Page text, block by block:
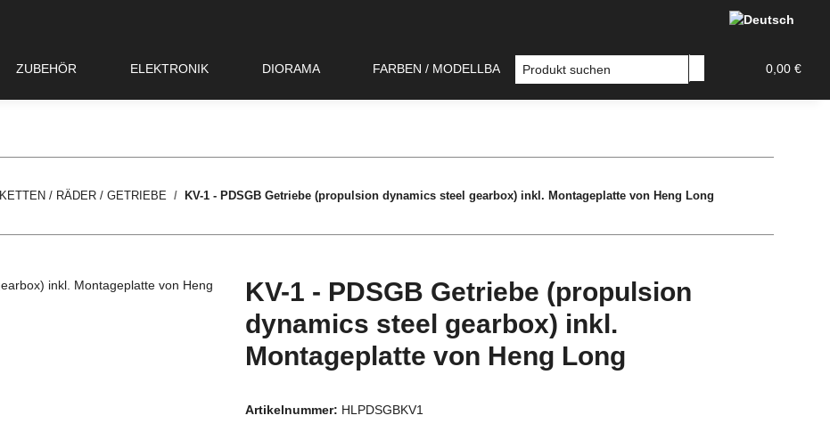
0,00 €
ZUBEHÖR ELEKTRONIK DIORAMA FARBEN / MODELLBAU DECALS TAMIYA ZUBEHÖR
KETTEN / RÄDER / GETRIEBE KV-1 - PDSGB Getriebe (propulsion dynamics steel gearbox) inkl. Montageplatte von Heng Long
KV-1 - PDSGB Getriebe (propulsion
dynamics steel gearbox) inkl.
Montageplatte von Heng Long
Artikelnummer: HLPDSGBKV1